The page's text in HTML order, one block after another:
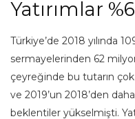
Yatırımlar
Türkiye’de 2018 yılında
sermayelerinden 62
çeyreğinde bu tutarın
ve 2019’un 2018’den
beklentiler yükselmişti.